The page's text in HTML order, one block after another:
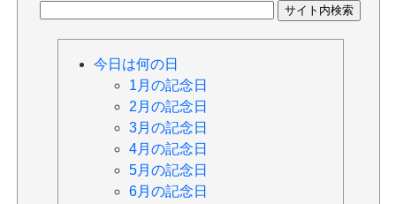
今日は何の日
1月の記念日
2月の記念日
3月の記念日
4月の記念日
5月の記念日
6月の記念日